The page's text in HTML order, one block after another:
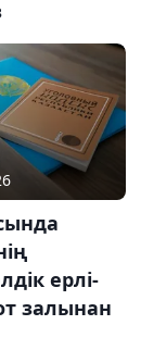
ерлі-
залынан